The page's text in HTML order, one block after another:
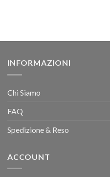
INFORMAZIONI
Chi Siamo
FAQ
Spedizione & Reso
ACCOUNT